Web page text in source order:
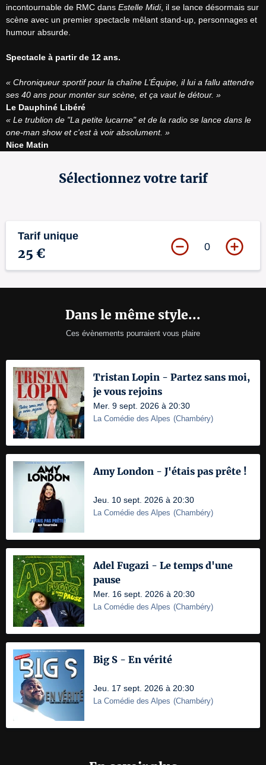
incontournable de RMC dans Estelle Midi, il se lance désormais sur
scène avec un premier spectacle mêlant stand-up, personnages et
humour absurde.
Spectacle à partir de 12 ans.
« Chroniqueur sportif pour la chaîne L’Équipe, il lui a fallu attendre
ses 40 ans pour monter sur scène, et ça vaut le détour. »
Le Dauphiné Libéré
« Le trublion de "La petite lucarne" et de la radio se lance dans le
one-man show et c'est à voir absolument. »
Nice Matin
Sélectionnez votre tarif
Tarif unique
25 € 0
Dans le même style...
Ces évènements pourraient vous plaire
Tristan Lopin - Partez sans moi,
je vous rejoins
Mer. 9 sept. 2026 à 20:30
La Comédie des Alpes (Chambéry)
Amy London - J'étais pas prête !
Jeu. 10 sept. 2026 à 20:30
La Comédie des Alpes (Chambéry)
Adel Fugazi - Le temps d'une
pause
Mer. 16 sept. 2026 à 20:30
La Comédie des Alpes (Chambéry)
Big S - En vérité
Jeu. 17 sept. 2026 à 20:30
La Comédie des Alpes (Chambéry)